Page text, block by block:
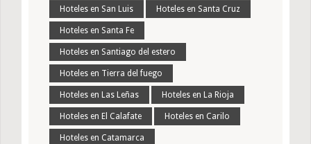
Hoteles en San Luis Hoteles en Santa Cruz
Hoteles en Santa Fe
Hoteles en Santiago del estero
Hoteles en Tierra del fuego
Hoteles en Las Leñas Hoteles en La Rioja
Hoteles en El Calafate Hoteles en Carilo
Hoteles en Catamarca